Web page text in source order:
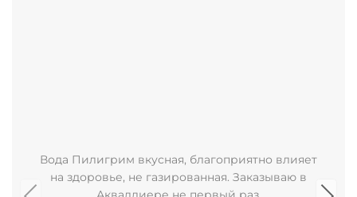
Вода Пилигрим вкусная, благоприятно влияет
на здоровье, не газированная. Заказываю в